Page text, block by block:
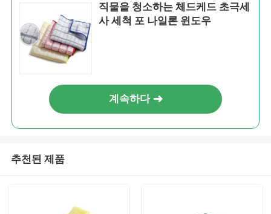
직물을 청소하는 체드케드 초극세
사 세척 포 나일론 윈도우
계속하다
추천된 제품